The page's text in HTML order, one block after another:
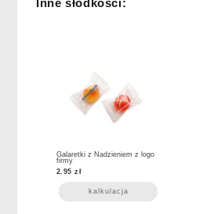
Galaretki z Nadzieniem z logo
firmy
2.95zł
kalkulacja